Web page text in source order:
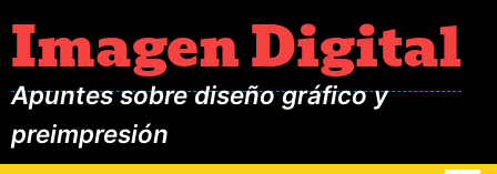
Imagen Digital
Apuntes sobre diseño gráfico y
preimpresión